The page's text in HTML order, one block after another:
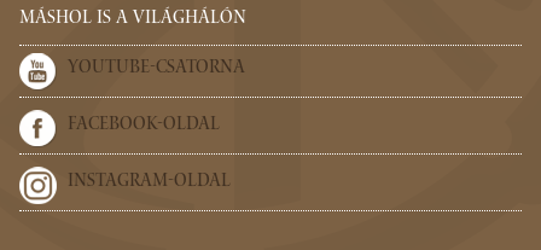
MÁSHOL IS A VILÁGHÁLÓN
YOUTUBE-CSATORNA
FACEBOOK-OLDAL
INSTAGRAM-OLDAL